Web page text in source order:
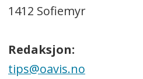
1412 Sofiemyr
Redaksjon:
tips@oavis.no